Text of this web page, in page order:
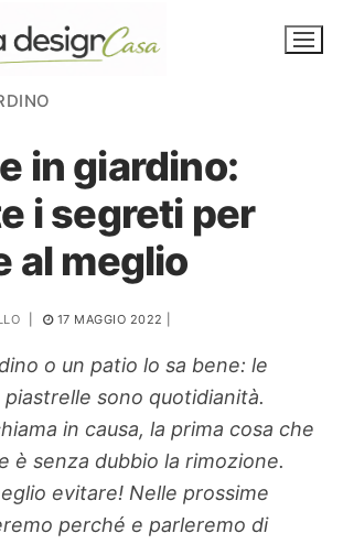
in giardino:
i segreti per
al meglio
17 MAGGIO 2022
o un patio lo sa bene: le
sono quotidianità.
in causa, la prima cosa che
è senza dubbio la rimozione.
evitare! Nelle prossime
perché e parleremo di